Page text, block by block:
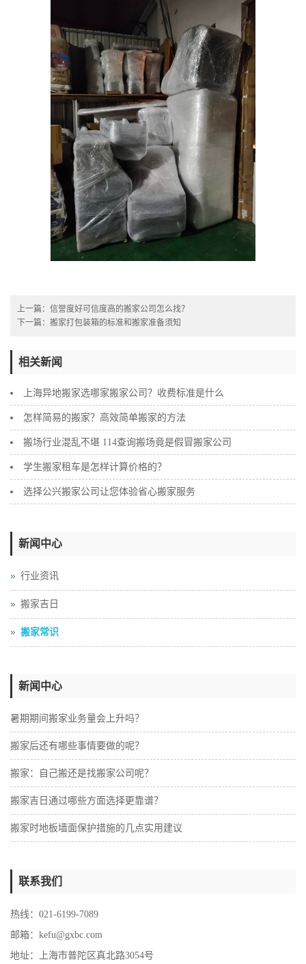
上一篇： 信誉度好可信度高的搬家公司怎么找？
下一篇： 搬家打包装箱的标准和搬家准备须知
相关新闻
上海异地搬家选哪家搬家公司？收费标准是什么
怎样简易的搬家？高效简单搬家的方法
搬场行业混乱不堪 114查询搬场竟是假冒搬家公司
学生搬家租车是怎样计算价格的？
选择公兴搬家公司让您体验省心搬家服务
新闻中心
行业资讯
搬家吉日
搬家常识
新闻中心
暑期期间搬家业务量会上升吗？
搬家后还有哪些事情要做的呢？
搬家：自己搬还是找搬家公司呢？
搬家吉日通过哪些方面选择更靠谱？
搬家时地板墙面保护措施的几点实用建议
联系我们
热线：021-6199-7089
邮箱：kefu@gxbc.com
地址：上海市普陀区真北路3054号